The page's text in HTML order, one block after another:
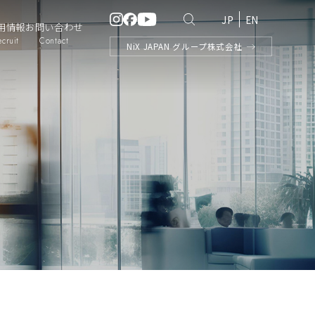
情報お問い合わせ
Contact
EN
JP
NiX JAPAN グループ株式会社